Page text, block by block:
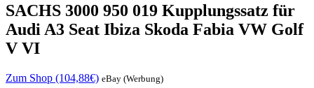
SACHS 3000 950 019 Kupplungssatz für
Audi A3 Seat Ibiza Skoda Fabia VW Golf
V VI
Zum Shop (104,88€) eBay (Werbung)